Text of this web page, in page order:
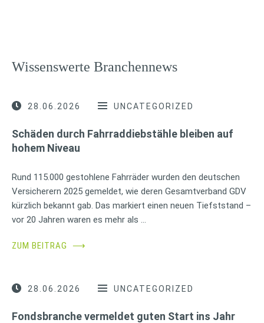
Wissenswerte Branchennews
28.06.2026 UNCATEGORIZED
Schäden durch Fahrraddiebstähle bleiben auf
hohem Niveau
Rund 115.000 gestohlene Fahrräder wurden den deutschen
Versicherern 2025 gemeldet, wie deren Gesamtverband GDV
kürzlich bekannt gab. Das markiert einen neuen Tiefststand –
vor 20 Jahren waren es mehr als …
ZUM BEITRAG ⟶
28.06.2026 UNCATEGORIZED
Fondsbranche vermeldet guten Start ins Jahr